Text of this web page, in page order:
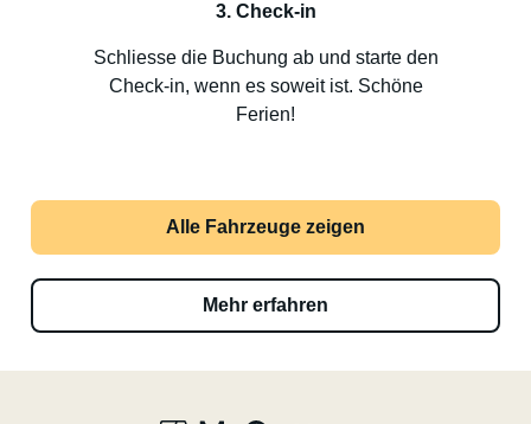
3. Check-in
Schliesse die Buchung ab und starte den
Check-in, wenn es soweit ist. Schöne
Ferien!
Alle Fahrzeuge zeigen
Mehr erfahren